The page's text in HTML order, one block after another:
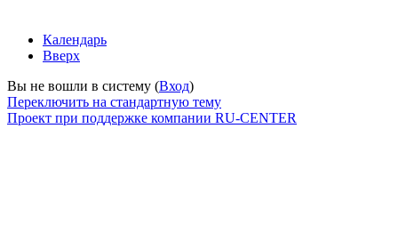
Календарь
Вверх
Вы не вошли в систему (Вход)
Переключить на стандартную тему
Проект при поддержке компании RU-CENTER